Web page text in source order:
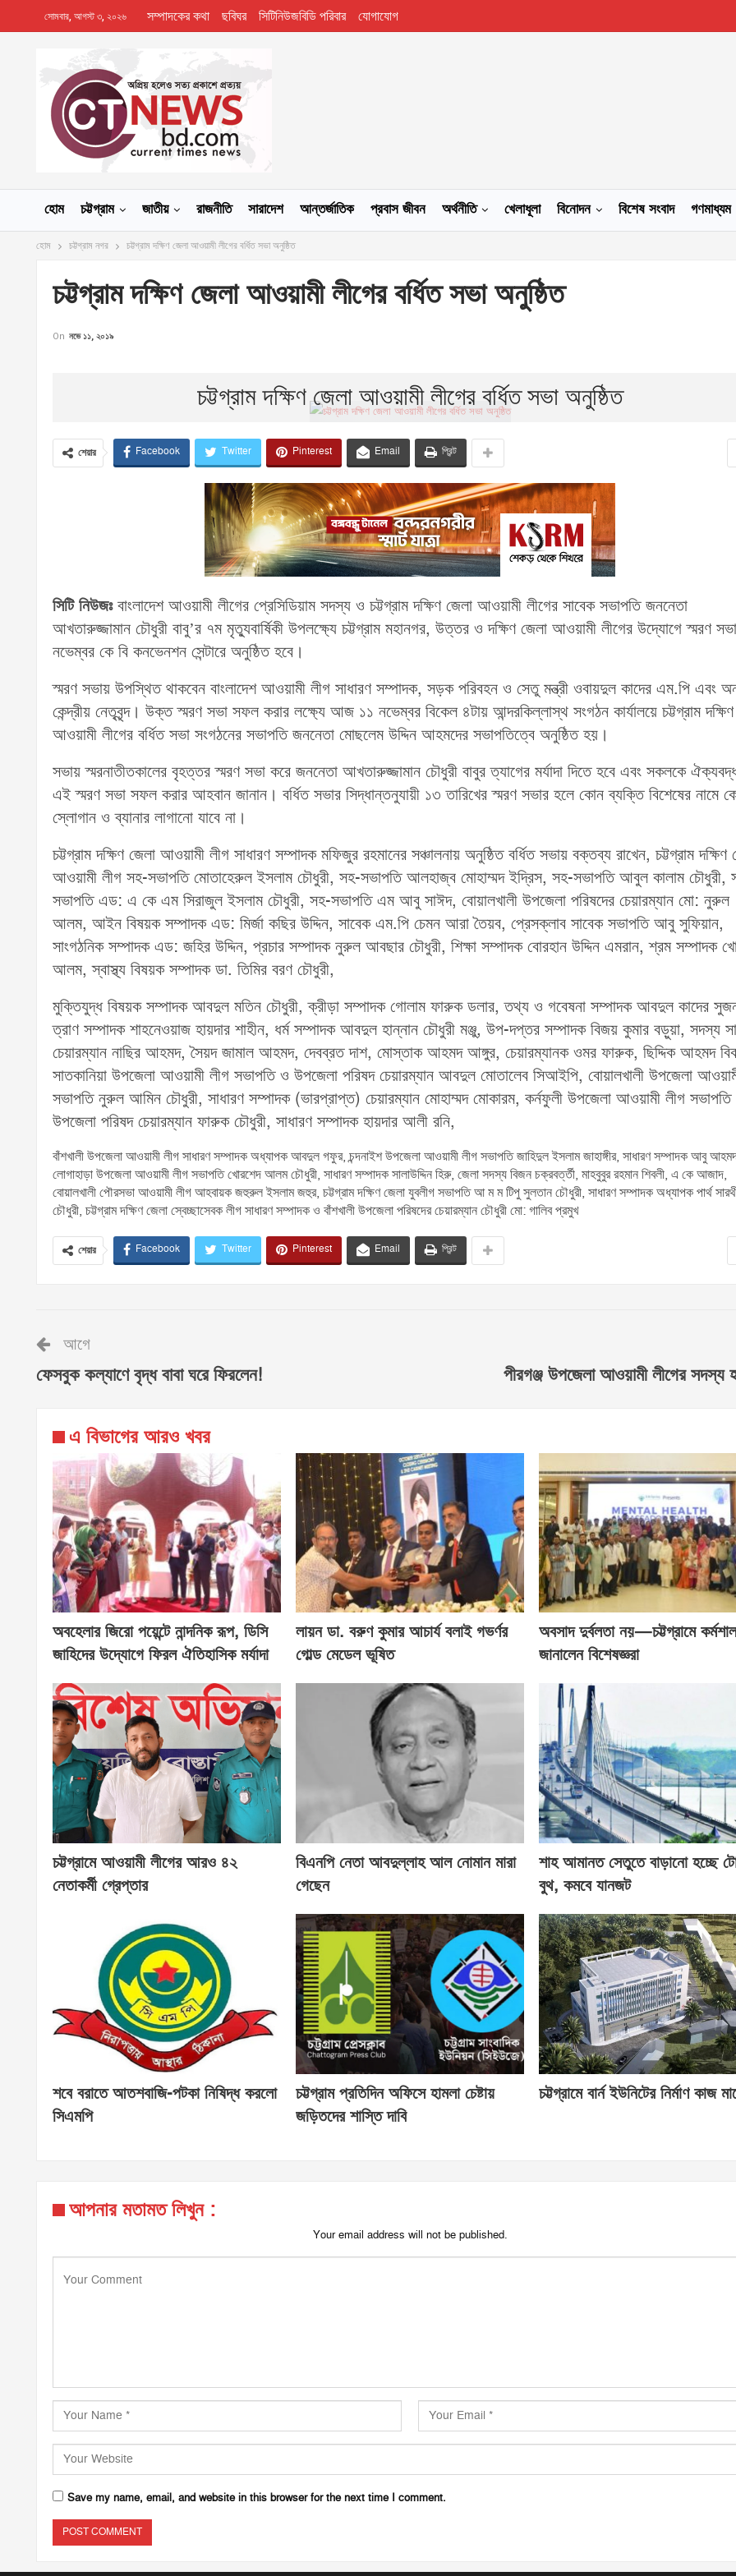
সোমবার, আগস্ট ৩, ২০২৬ সম্পাদকের কথা ছবিঘর সিটিনিউজবিডি পরিবার যোগাযোগ
হোম চট্টগ্রাম জাতীয় রাজনীতি সারাদেশ আন্তর্জাতিক প্রবাস জীবন অর্থনীতি খেলাধূলা বিনোদন বিশেষ সংবাদ গণমাধ্যম
হোম চট্টগ্রাম নগর চট্টগ্রাম দক্ষিণ জেলা আওয়ামী লীগের বর্ধিত সভা অনুষ্ঠিত
চট্টগ্রাম দক্ষিণ জেলা আওয়ামী লীগের বর্ধিত সভা অনুষ্ঠিত
On নভে ১১, ২০১৯
চট্টগ্রাম দক্ষিণ জেলা আওয়ামী লীগের বর্ধিত সভা অনুষ্ঠিত
শেয়ার Facebook Twitter Pinterest Email প্রিন্ট
সিটি নিউজঃবাংলাদেশ আওয়ামী লীগের প্রেসিডিয়াম সদস্য ও চট্টগ্রাম দক্ষিণ জেলা আওয়ামী লীগের সাবেক সভাপতি জননেতা
আখতারুজ্জামান চৌধুরী বাবু’র ৭ম মৃত্যুবার্ষিকী উপলক্ষ্যে চট্টগ্রাম মহানগর, উত্তর ও দক্ষিণ জেলা আওয়ামী লীগের উদ্যোগে স্মরণ
নভেম্বর কে বি কনভেনশন সেন্টারে অনুষ্ঠিত হবে।
স্মরণ সভায় উপস্থিত থাকবেন বাংলাদেশ আওয়ামী লীগ সাধারণ সম্পাদক, সড়ক পরিবহন ও সেতু মন্ত্রী ওবায়দুল কাদের এম.পি এবং
কেন্দ্রীয় নেতৃবৃন্দ। উক্ত স্মরণ সভা সফল করার লক্ষ্যে আজ ১১ নভেম্বর বিকেল ৪টায় আন্দরকিল্লাস্থ সংগঠন কার্যালয়ে চট্টগ্রাম
আওয়ামী লীগের বর্ধিত সভা সংগঠনের সভাপতি জননেতা মোছলেম উদ্দিন আহমদের সভাপতিত্বে অনুষ্ঠিত হয়।
সভায় স্মরনাতীতকালের বৃহত্তর স্মরণ সভা করে জননেতা আখতারুজ্জামান চৌধুরী বাবুর ত্যাগের মর্যাদা দিতে হবে এবং সকলকে
এই স্মরণ সভা সফল করার আহবান জানান। বর্ধিত সভার সিদ্ধান্তনুযায়ী ১৩ তারিখের স্মরণ সভার হলে কোন ব্যক্তি বিশেষের নামে
স্লোগান ও ব্যানার লাগানো যাবে না।
চট্টগ্রাম দক্ষিণ জেলা আওয়ামী লীগ সাধারণ সম্পাদক মফিজুর রহমানের সঞ্চালনায় অনুষ্ঠিত বর্ধিত সভায় বক্তব্য রাখেন, চট্টগ্রাম দক্ষিণ
আওয়ামী লীগ সহ-সভাপতি মোতাহেরুল ইসলাম চৌধুরী, সহ-সভাপতি আলহাজ্ব মোহাম্মদ ইদ্রিস, সহ-সভাপতি আবুল কালাম চৌধুরী,
সভাপতি এড: এ কে এম সিরাজুল ইসলাম চৌধুরী, সহ-সভাপতি এম আবু সাঈদ, বোয়ালখালী উপজেলা পরিষদের চেয়ারম্যান মো: নুরুল
আলম, আইন বিষয়ক সম্পাদক এড: মির্জা কছির উদ্দিন, সাবেক এম.পি চেমন আরা তৈয়ব, প্রেসক্লাব সাবেক সভাপতি আবু সুফিয়ান,
সাংগঠনিক সম্পাদক এড: জহির উদ্দিন, প্রচার সম্পাদক নুরুল আবছার চৌধুরী, শিক্ষা সম্পাদক বোরহান উদ্দিন এমরান, শ্রম সম্পাদক
আলম, স্বাস্থ্য বিষয়ক সম্পাদক ডা. তিমির বরণ চৌধুরী,
মুক্তিযুদ্ধ বিষয়ক সম্পাদক আবদুল মতিন চৌধুরী, ক্রীড়া সম্পাদক গোলাম ফারুক ডলার, তথ্য ও গবেষনা সম্পাদক আবদুল কাদের
ত্রাণ সম্পাদক শাহনেওয়াজ হায়দার শাহীন, ধর্ম সম্পাদক আবদুল হান্নান চৌধুরী মঞ্জু, উপ-দপ্তর সম্পাদক বিজয় কুমার বড়ুয়া, সদস্য
চেয়ারম্যান নাছির আহমদ, সৈয়দ জামাল আহমদ, দেবব্রত দাশ, মোস্তাক আহমদ আঙ্গুর, চেয়ারম্যানক ওমর ফারুক, ছিদ্দিক আহমদ
সাতকানিয়া উপজেলা আওয়ামী লীগ সভাপতি ও উপজেলা পরিষদ চেয়ারম্যান আবদুল মোতালেব সিআইপি, বোয়ালখালী উপজেলা
সভাপতি নুরুল আমিন চৌধুরী, সাধারণ সম্পাদক (ভারপ্রাপ্ত) চেয়ারম্যান মোহাম্মদ মোকারম, কর্নফুলী উপজেলা আওয়ামী লীগ
উপজেলা পরিষদ চেয়ারম্যান ফারুক চৌধুরী, সাধারণ সম্পাদক হায়দার আলী রনি,
বাঁশখালী উপজেলা আওয়ামী লীগ সাধারণ সম্পাদক অধ্যাপক আবদুল গফুর, চন্দনাইশ উপজেলা আওয়ামী লীগ সভাপতি জাহিদুল ইসলাম জাহাঙ্গীর, সাধারণ সম্পাদক আবু
লোগাহাড়া উপজেলা আওয়ামী লীগ সভাপতি খোরশেদ আলম চৌধুরী, সাধারণ সম্পাদক সালাউদ্দিন হিরু, জেলা সদস্য বিজন চক্রবর্ত্তী, মাহবুবুর রহমান শিবলী, এ কে আজাদ,
বোয়ালখালী পৌরসভা আওয়ামী লীগ আহবায়ক জহুরুল ইসলাম জহুর, চট্টগ্রাম দক্ষিণ জেলা যুবলীগ সভাপতি আ ম ম টিপু সুলতান চৌধুরী, সাধারণ সম্পাদক অধ্যাপক পার্থ
চৌধুরী, চট্টগ্রাম দক্ষিণ জেলা স্বেচ্ছাসেবক লীগ সাধারণ সম্পাদক ও বাঁশখালী উপজেলা পরিষদের চেয়ারম্যান চৌধুরী মো: গালিব প্রমুখ
শেয়ার Facebook Twitter Pinterest Email প্রিন্ট
আগে
ফেসবুক কল্যাণে বৃদ্ধ বাবা ঘরে ফিরলেন! পীরগঞ্জ উপজেলা আওয়ামী লীগের সদস্য
এ বিভাগের আরও খবর
অবহেলার জিরো পয়েন্টে নান্দনিক রূপ, ডিসি
জাহিদের উদ্যোগে ফিরল ঐতিহাসিক মর্যাদা
লায়ন ডা. বরুণ কুমার আচার্য বলাই গভর্ণর
গোল্ড মেডেল ভূষিত
অবসাদ দুর্বলতা নয়—চট্টগ্রামে
জানালেন বিশেষজ্ঞরা
চট্টগ্রামে আওয়ামী লীগের আরও ৪২
নেতাকর্মী গ্রেপ্তার
বিএনপি নেতা আবদুল্লাহ আল নোমান মারা
গেছেন
শাহ আমানত সেতুতে বাড়ানো হচ্ছে
বুথ, কমবে যানজট
শবে বরাতে আতশবাজি-পটকা নিষিদ্ধ করলো
সিএমপি
চট্টগ্রাম প্রতিদিন অফিসে হামলা চেষ্টায়
জড়িতদের শাস্তি দাবি
চট্টগ্রামে বার্ন ইউনিটের নির্মাণ কাজ
আপনার মতামত লিখুন :
Your email address will not be published.
Save my name, email, and website in this browser for the next time I comment.